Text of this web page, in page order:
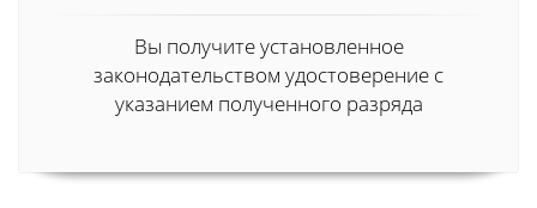
Вы получите установленное
законодательством удостоверение с
указанием полученного разряда